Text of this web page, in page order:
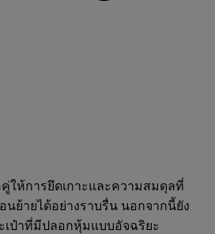
ให้การยึดเกาะและความสมดุลที่
ย้ายได้อย่างราบรื่น นอกจากนี้ยัง
เป๋าที่มีปลอกหุ้มแบบอัจฉริยะ